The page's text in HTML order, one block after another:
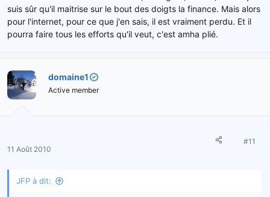
suis sûr qu'il maitrise sur le bout des doigts la finance. Mais alors
pour l'internet, pour ce que j'en sais, il est vraiment perdu. Et il
pourra faire tous les efforts qu'il veut, c'est amha plié.
domaine1
Active member
11 Août 2010
#11
JFP à dit: